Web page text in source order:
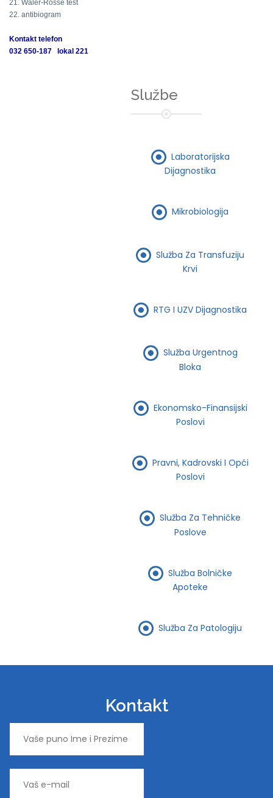
21. Waler-Rosse test
22. antibiogram
Kontakt telefon
032 650-187 lokal 221
Službe
Laboratorijska
Dijagnostika
Mikrobiologija
Služba Za Transfuziju
Krvi
RTG I UZV Dijagnostika
Služba Urgentnog
Bloka
Ekonomsko-Finansijski
Poslovi
Pravni, Kadrovski I Opći
Poslovi
Služba Za Tehničke
Poslove
Služba Bolničke
Apoteke
Služba Za Patologiju
Kontakt